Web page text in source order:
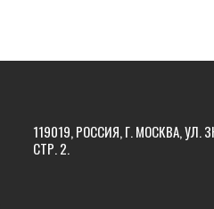
119019, РОССИЯ, Г. МОСКВА, УЛ.
СТР. 2.